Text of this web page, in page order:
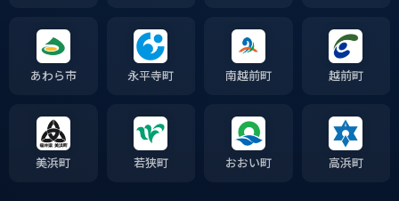
あわら市 永平寺町 南越前町 越前町
美浜町 若狭町 おおい町 高浜町